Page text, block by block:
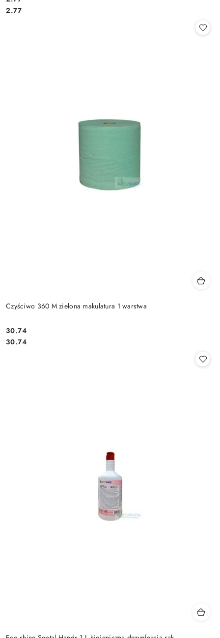
Cena:
Cena:
2.77
Czyściwo 360 M zielona makulatura 1 warstwa
Cena:
30.74
Cena:
30.74